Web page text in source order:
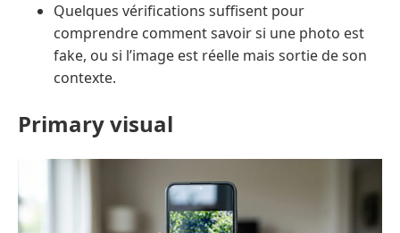
Quelques vérifications suffisent pour
comprendre comment savoir si une photo est
fake, ou si l’image est réelle mais sortie de son
contexte.
Primary visual